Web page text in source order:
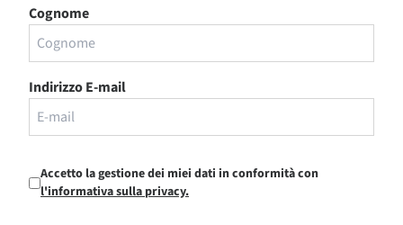
Cognome
Indirizzo E-mail
Accetto la gestione dei miei dati in conformità con
l'informativa sulla privacy.